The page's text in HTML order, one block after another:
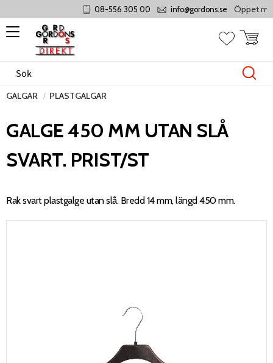
Meny
08-556 305 00 info@gordons.se Öppet
Favoriter
GALGAR PLASTGALGAR
GALGE 450 MM UTAN SLÅ
SVART. PRIST/ST
Rak svart plastgalge utan slå. Bredd 14 mm, längd 450 mm.